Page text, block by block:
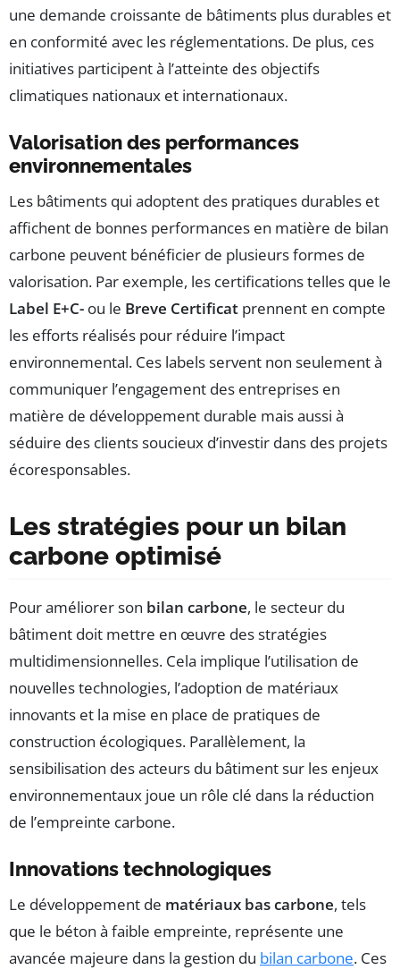
une demande croissante de bâtiments plus durables et
en conformité avec les réglementations. De plus, ces
initiatives participent à l’atteinte des objectifs
climatiques nationaux et internationaux.
Valorisation des performances
environnementales
Les bâtiments qui adoptent des pratiques durables et
affichent de bonnes performances en matière de bilan
carbone peuvent bénéficier de plusieurs formes de
valorisation. Par exemple, les certifications telles que le
Label E+C- ou le Breve Certificat prennent en compte
les efforts réalisés pour réduire l’impact
environnemental. Ces labels servent non seulement à
communiquer l’engagement des entreprises en
matière de développement durable mais aussi à
séduire des clients soucieux d’investir dans des projets
écoresponsables.
Les stratégies pour un bilan
carbone optimisé
Pour améliorer son bilan carbone, le secteur du
bâtiment doit mettre en œuvre des stratégies
multidimensionnelles. Cela implique l’utilisation de
nouvelles technologies, l’adoption de matériaux
innovants et la mise en place de pratiques de
construction écologiques. Parallèlement, la
sensibilisation des acteurs du bâtiment sur les enjeux
environnementaux joue un rôle clé dans la réduction
de l’empreinte carbone.
Innovations technologiques
Le développement de matériaux bas carbone, tels
que le béton à faible empreinte, représente une
avancée majeure dans la gestion du bilan carbone. Ces